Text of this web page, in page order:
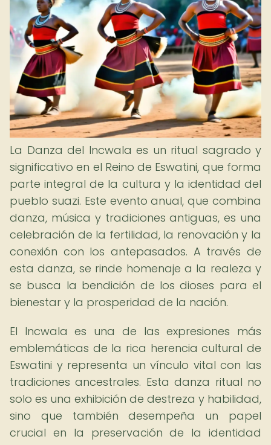
La Danza del Incwala es un ritual sagrado y
significativo en el Reino de Eswatini, que forma
parte integral de la cultura y la identidad del
pueblo suazi. Este evento anual, que combina
danza, música y tradiciones antiguas, es una
celebración de la fertilidad, la renovación y la
conexión con los antepasados. A través de
esta danza, se rinde homenaje a la realeza y
se busca la bendición de los dioses para el
bienestar y la prosperidad de la nación.
El Incwala es una de las expresiones más
emblemáticas de la rica herencia cultural de
Eswatini y representa un vínculo vital con las
tradiciones ancestrales. Esta danza ritual no
solo es una exhibición de destreza y habilidad,
sino que también desempeña un papel
crucial en la preservación de la identidad